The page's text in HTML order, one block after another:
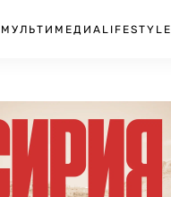
МУЛЬТИМЕДИА LIFESTYLE